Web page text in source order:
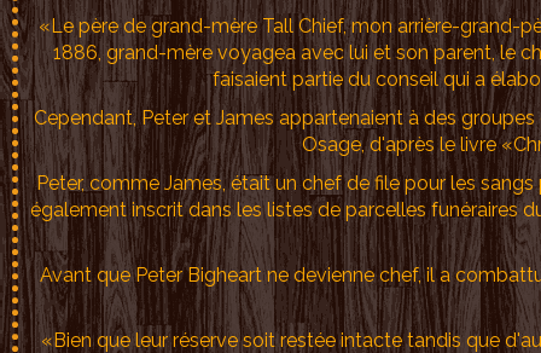
«Le père de grand-mère Tall Chief, mon arrière-grand-
1886, grand-mère voyagea avec lui et son parent, le
faisaient partie du conseil qui a
Cependant, Peter et James appartenaient à des
Osage, d'après le livre
Peter, comme James, était un chef de file pour les
également inscrit dans les listes de parcelles funéraires
Avant que Peter Bigheart ne devienne chef, il a
«Bien que leur réserve soit restée intacte tandis que